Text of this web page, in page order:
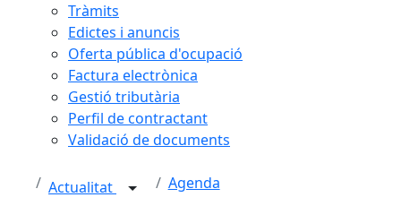
Tràmits
Edictes i anuncis
Oferta pública d'ocupació
Factura electrònica
Gestió tributària
Perfil de contractant
Validació de documents
Actualitat Agenda